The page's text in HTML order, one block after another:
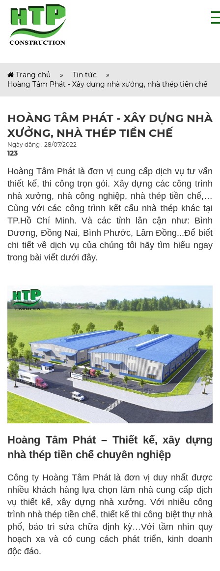
Trang chủ » Tin tức
»
Hoàng Tâm Phát - Xây dựng nhà xưởng, nhà thép tiền chế
HOÀNG TÂM PHÁT - XÂY DỰNG NHÀ
XƯỞNG, NHÀ THÉP TIỀN CHẾ
Ngày đăng : 28/07/2022
123
Hoàng Tâm Phát là đơn vị cung cấp dịch vụ tư vấn
thiết kế, thi công trọn gói. Xây dựng các công trình
nhà xưởng, nhà công nghiệp, nhà thép tiền chế,…
Cùng với các công trình kết cấu nhà thép khác tại
TP.Hồ Chí Minh. Và các tỉnh lân cận như: Bình
Dương, Đồng Nai, Bình Phước, Lâm Đồng...Để biết
chi tiết về dịch vụ của chúng tôi hãy tìm hiểu ngay
trong bài viết dưới đây.
Hoàng Tâm Phát – Thiết kế, xây dựng
nhà thép tiền chế chuyên nghiệp
Công ty Hoàng Tâm Phát là đơn vị duy nhất được
nhiều khách hàng lựa chọn làm nhà cung cấp dịch
vụ thiết kế, xây dựng nhà xưởng. Với nhiều công
trình nhà thép tiền chế, thiết kế thi công biệt thự nhà
phố, bảo trì sửa chữa định kỳ…Với tầm nhìn quy
hoạch xa và có cung cách phát triển, kinh doanh
độc đáo.